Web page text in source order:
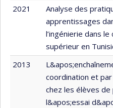
2021
Analyse des
apprentissages
l’ingénierie dans
supérieur en
2013
coordination et
chez les élèves
l&apos;essai